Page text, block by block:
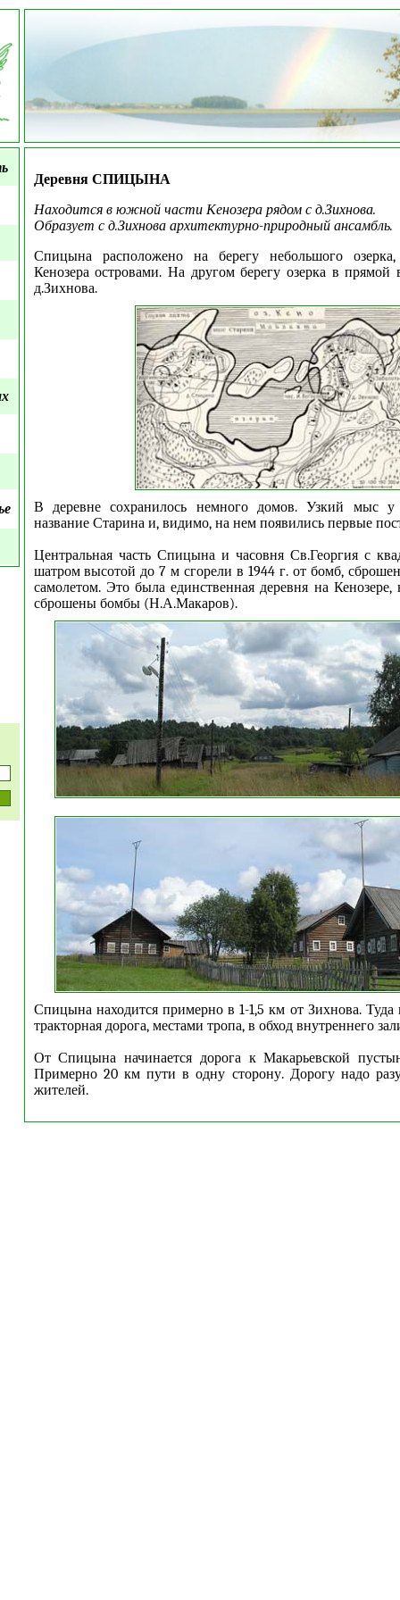
Деревня СПИЦЫНА
Находится в южной части Кенозера рядом с д.Зихнова.
Образует с д.Зихнова архитектурно-природный ансамбль.
Спицына расположено на берегу небольшого озерка,
Кенозера островами. На другом берегу озерка в прямой
д.Зихнова.
В деревне сохранилось немного домов. Узкий мыс
название Старина и, видимо, на нем появились первые
Центральная часть Спицына и часовня Св.Георгия с
шатром высотой до 7 м сгорели в 1944 г. от бомб,
самолетом. Это была единственная деревня на
сброшены бомбы (Н.А.Макаров).
Спицына находится примерно в 1-1,5 км от Зихнова. Туда
тракторная дорога, местами тропа, в обход внутреннего
От Спицына начинается дорога к Макарьевской
Примерно 20 км пути в одну сторону. Дорогу надо
жителей.